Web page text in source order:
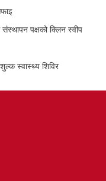
संस्थापन पक्षको क्लिन स्वीप
स्वास्थ्य शिविर